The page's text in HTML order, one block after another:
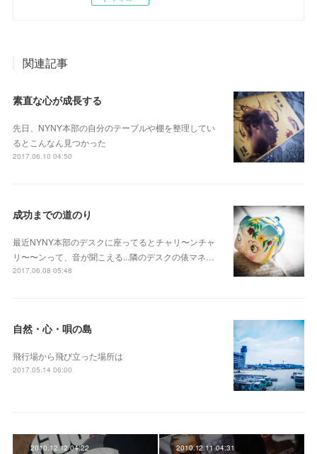
関連記事
素直な心が成長する
先日、NYNY本部の自分のテーブルや棚を整理してい
るとこんなん見つかった
2017.06.10 04:50
成功までの道のり
最近NYNY本部のデスクに座ってるとチャリ〜ンチャ
リ〜〜ンって、音が聞こえる...隣のデスクの俵マネ…
2017.06.08 05:48
自然・心・唄の島
飛行場から飛び立った場所は
2017.05.14 06:00
2010.12.12 04:22 2010.12.11 04:31